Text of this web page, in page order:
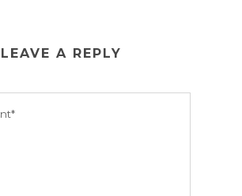
LEAVE A REPLY